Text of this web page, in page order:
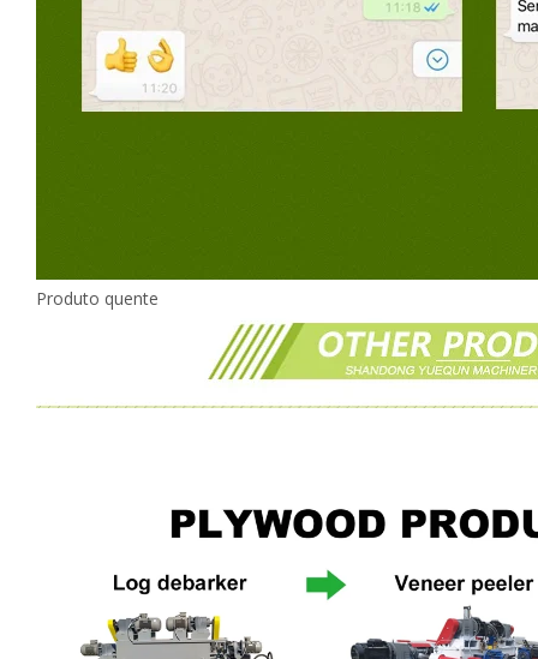
Produto quente